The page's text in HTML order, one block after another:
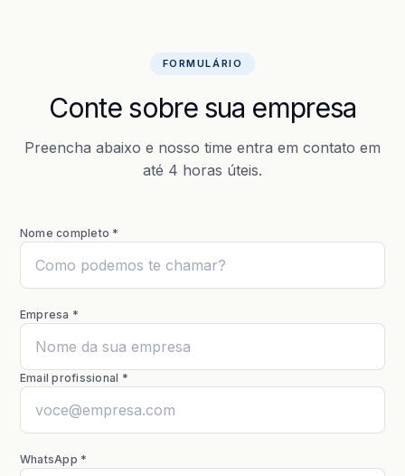
FORMULÁRIO
Conte sobre sua empresa
Preencha abaixo e nosso time entra em contato em
até 4 horas úteis.
Nome completo *
Empresa *
Email profissional *
WhatsApp *